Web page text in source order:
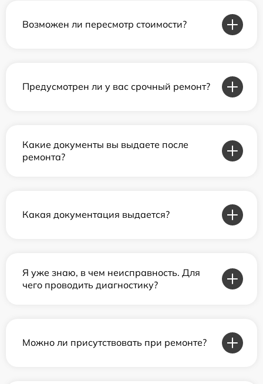
Возможен ли пересмотр стоимости?
Предусмотрен ли у вас срочный ремонт?
Какие документы вы выдаете после
ремонта?
Какая документация выдается?
Я уже знаю, в чем неисправность. Для
чего проводить диагностику?
Можно ли присутствовать при ремонте?